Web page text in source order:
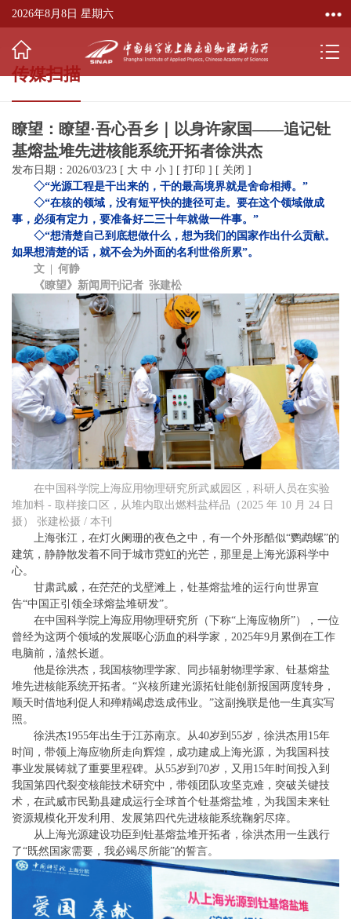
2026年8月8日 星期六
传媒扫描
瞭望：瞭望·吾心吾乡｜以身许家国——追记钍
基熔盐堆先进核能系统开拓者徐洪杰
发布日期：2026/03/23 [ 大 中 小 ] [ 打印 ] [ 关闭 ]
◇“光源工程是干出来的，干的最高境界就是舍命相搏。”
◇“在核的领域，没有短平快的捷径可走。要在这个领域做成
事，必须有定力，要准备好二三十年就做一件事。”
◇“想清楚自己到底想做什么，想为我们的国家作出什么贡献。
如果想清楚的话，就不会为外面的名利世俗所累”。
文 | 何静
《瞭望》新闻周刊记者 张建松
在中国科学院上海应用物理研究所武威园区，科研人员在实验
堆加料 - 取样接口区，从堆内取出燃料盐样品（2025 年 10 月 24 日
摄） 张建松摄 / 本刊
上海张江，在灯火阑珊的夜色之中，有一个外形酷似“鹦鹉螺”的
建筑，静静散发着不同于城市霓虹的光芒，那里是上海光源科学中
心。
甘肃武威，在茫茫的戈壁滩上，钍基熔盐堆的运行向世界宣
告“中国正引领全球熔盐堆研发”。
在中国科学院上海应用物理研究所（下称“上海应物所”），一位
曾经为这两个领域的发展呕心沥血的科学家，2025年9月累倒在工作
电脑前，溘然长逝。
他是徐洪杰，我国核物理学家、同步辐射物理学家、钍基熔盐
堆先进核能系统开拓者。“兴核所建光源拓钍能创新报国两度转身，
顺天时借地利促人和殚精竭虑迭成伟业。”这副挽联是他一生真实写
照。
徐洪杰1955年出生于江苏南京。从40岁到55岁，徐洪杰用15年
时间，带领上海应物所走向辉煌，成功建成上海光源，为我国科技
事业发展铸就了重要里程碑。从55岁到70岁，又用15年时间投入到
我国第四代裂变核能技术研究中，带领团队攻坚克难，突破关键技
术，在武威市民勤县建成运行全球首个钍基熔盐堆，为我国未来钍
资源规模化开发利用、发展第四代先进核能系统鞠躬尽瘁。
从上海光源建设功臣到钍基熔盐堆开拓者，徐洪杰用一生践行
了“既然国家需要，我必竭尽所能”的誓言。